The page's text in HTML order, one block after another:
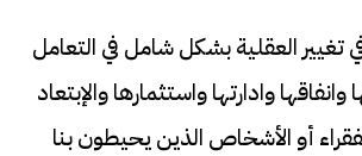
تغيير العقلية بشكل شامل في التعامل
وادارتها واستثمارها والإبتعاد
أو الأشخاص الذين يحيطون بنا